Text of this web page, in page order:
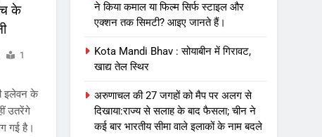
के
1
इलेवन के
उतरेंगे
गई है।
ने किया कमाल या फिल्म सिर्फ स्टाइल और
एक्शन तक सिमटी? आइए जानते हैं।
Kota Mandi Bhav : सोयाबीन में गिरावट,
खाद्य तेल स्थिर
अरुणाचल की 27 जगहों को मैप पर अलग से
दिखाया:राज्य से सलाह के बाद फैसला; चीन ने
कई बार भारतीय सीमा वाले इलाकों के नाम बदले